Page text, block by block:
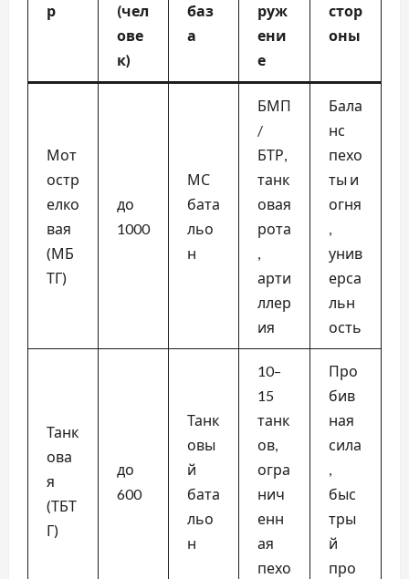
р
(чел
ове
к)
баз
а
руж
ени
е
стор
оны
Мот
остр
елко
вая
(МБ
ТГ)
до
1000
МС
бата
льо
н
БМП
/
БТР,
танк
овая
рота
арти
ллер
ия
Бала
нс
пехо
ты и
огня
унив
ерса
льн
ость
Танк
ова
я
(ТБТ
Г)
до
600
Танк
овы
й
бата
льо
н
10–
15
танк
ов,
огра
нич
енн
ая
пехо
Про
бив
ная
сила
быс
тры
й
про